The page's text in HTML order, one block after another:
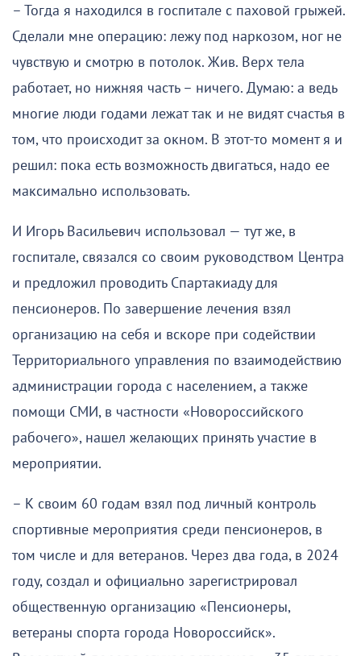
– Тогда я находился в госпитале с паховой грыжей.
Сделали мне операцию: лежу под наркозом, ног не
чувствую и смотрю в потолок. Жив. Верх тела
работает, но нижняя часть – ничего. Думаю: а ведь
многие люди годами лежат так и не видят счастья в
том, что происходит за окном. В этот-то момент я и
решил: пока есть возможность двигаться, надо ее
максимально использовать.
И Игорь Васильевич использовал — тут же, в
госпитале, связался со своим руководством Центра
и предложил проводить Спартакиаду для
пенсионеров. По завершение лечения взял
организацию на себя и вскоре при содействии
Территориального управления по взаимодействию
администрации города с населением, а также
помощи СМИ, в частности «Новороссийского
рабочего», нашел желающих принять участие в
мероприятии.
– К своим 60 годам взял под личный контроль
спортивные мероприятия среди пенсионеров, в
том числе и для ветеранов. Через два года, в 2024
году, создал и официально зарегистрировал
общественную организацию «Пенсионеры,
ветераны спорта города Новороссийск».